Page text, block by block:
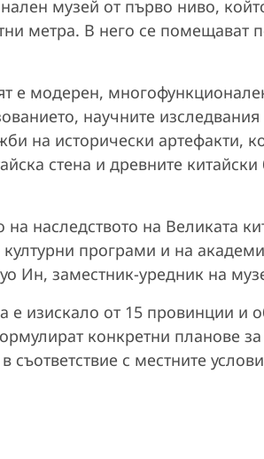
музей от първо ниво,
метра. В него се помещават
е модерен,
научните изследвания
на исторически артефакти,
стена и древните
наследството на Великата
програми и на
Ин, заместник-уредник на
е изискало от 15 провинции и
конкретни планове за
с местните